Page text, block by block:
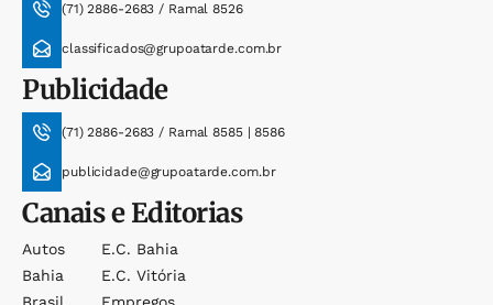
(71) 2886-2683 / Ramal 8526
classificados@grupoatarde.com.br
Publicidade
(71) 2886-2683 / Ramal 8585 | 8586
publicidade@grupoatarde.com.br
Canais e Editorias
Autos
Bahia
E.c. Bahia
E.c. Vitória